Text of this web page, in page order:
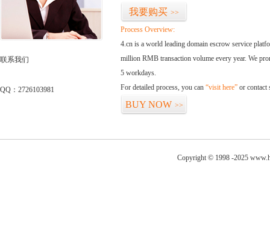
联系我们
QQ：2726103981
我要购买 >>
Process Overview:
4.cn is a world leading domain escrow service
million RMB transaction volume every year. We
5 workdays.
For detailed process, you can “visit here” or contact
BUY NOW >>
Copyright © 1998 -2025